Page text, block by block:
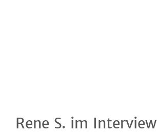
Rene S. im Interview